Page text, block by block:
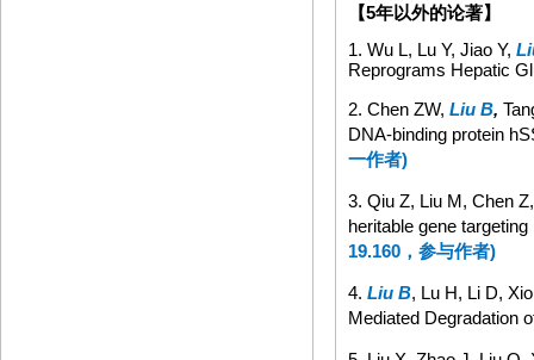
【5年以外的论著】
1. Wu L, Lu Y, Jiao Y,
Reprograms Hepatic
2. Chen ZW, Liu B,
DNA-binding protein
一作者)
3. Qiu Z, Liu M, Chen
heritable gene
19.160 ，参与作者)
4. Liu B, Lu H, Li D,
Mediated Degradation